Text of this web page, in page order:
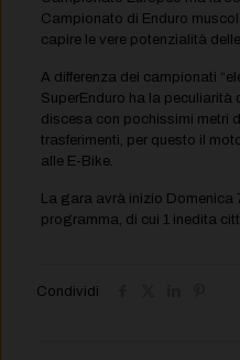
Campionato di Enduro
capire le vere potenzialità
A differenza dei campionati
SuperEnduro ha la peculiarità
discesa con pochissimi metri
trasferimenti, per questo il
alle E-Bike.
La gara avrà inizio Domenica
programma, di cui 1 inedita
Condividi